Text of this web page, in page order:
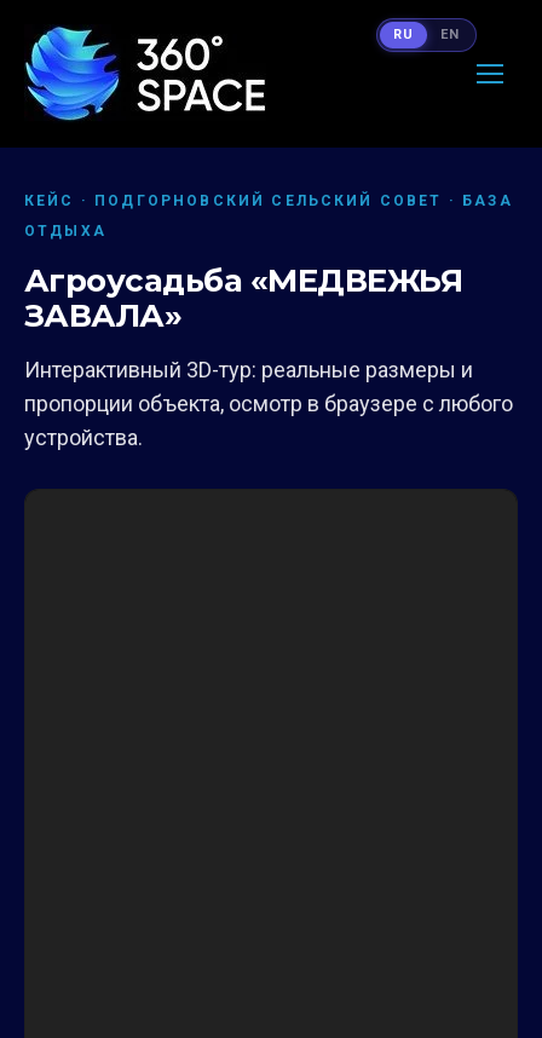
КЕЙС · ПОДГОРНОВСКИЙ СЕЛЬСКИЙ СОВЕТ · БАЗА
ОТДЫХА
Агроусадьба «МЕДВЕЖЬЯ
ЗАВАЛА»
Интерактивный 3D-тур: реальные размеры и
пропорции объекта, осмотр в браузере с любого
устройства.
RU EN